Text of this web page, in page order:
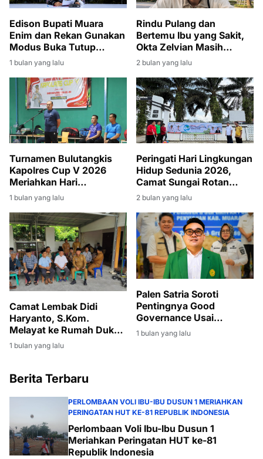
Edison Bupati Muara
Enim dan Rekan Gunakan
Modus Buka Tutup
Rekening
1 bulan yang lalu
Rindu Pulang dan
Bertemu Ibu yang Sakit,
Okta Zelvian Masih
Menanti Kepulangan dari
Kamboja
2 bulan yang lalu
Turnamen Bulutangkis
Kapolres Cup V 2026
Meriahkan Hari
Bhayangkara ke-80
1 bulan yang lalu
Peringati Hari Lingkungan
Hidup Sedunia 2026,
Camat Sungai Rotan
Pimpin Giat Jumat Bersih
di Lingkungan Kantor
Kecamatan
2 bulan yang lalu
Camat Lembak Didi
Haryanto, S.Kom.
Melayat ke Rumah Duka
Istri Sekcam Gelumbang
1 bulan yang lalu
Palen Satria Soroti
Pentingnya Good
Governance Usai
Penyerahan SK PLT
Bupati Muara Enim
1 bulan yang lalu
Berita Terbaru
PERLOMBAAN VOLI IBU-IBU DUSUN 1 MERIAHKAN
PERINGATAN HUT KE-81 REPUBLIK INDONESIA
Perlombaan Voli Ibu-Ibu Dusun 1
Meriahkan Peringatan HUT ke-81
Republik Indonesia